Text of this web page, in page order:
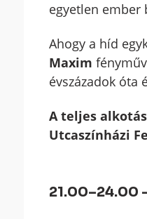
egyetlen ember
Ahogy a híd
Maxim
évszázadok óta
A teljes
Utcaszínházi
21.00–24.00